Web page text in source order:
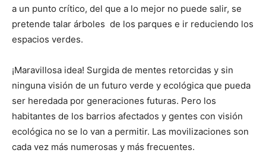
a un punto crítico, del que a lo mejor no puede salir, se
pretende talar árboles de los parques e ir reduciendo los
espacios verdes.
¡Maravillosa idea! Surgida de mentes retorcidas y sin
ninguna visión de un futuro verde y ecológica que pueda
ser heredada por generaciones futuras. Pero los
habitantes de los barrios afectados y gentes con visión
ecológica no se lo van a permitir. Las movilizaciones son
cada vez más numerosas y más frecuentes.